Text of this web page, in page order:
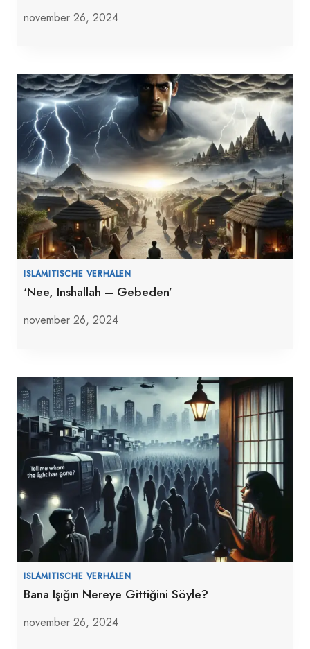
november 26, 2024
ISLAMITISCHE VERHALEN
‘Nee, Inshallah – Gebeden’
november 26, 2024
ISLAMITISCHE VERHALEN
Bana Işığın Nereye Gittiğini Söyle?
november 26, 2024